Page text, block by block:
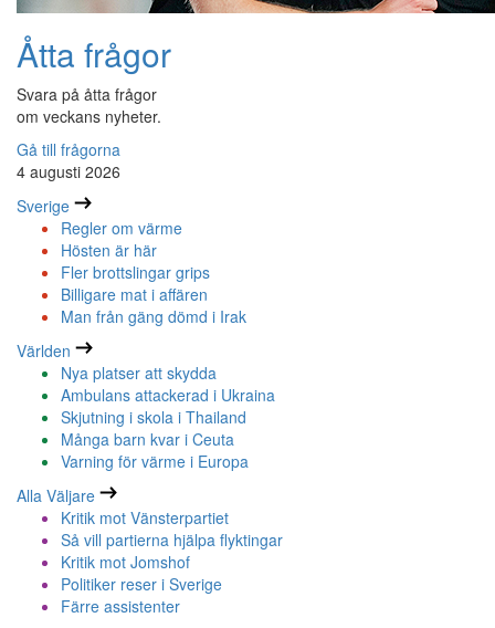
Åtta frågor
Svara på åtta frågor
om veckans nyheter.
Gå till frågorna
4 augusti 2026
Sverige
Regler om värme
Hösten är här
Fler brottslingar grips
Billigare mat i affären
Man från gäng dömd i Irak
Världen
Nya platser att skydda
Ambulans attackerad i Ukraina
Skjutning i skola i Thailand
Många barn kvar i Ceuta
Varning för värme i Europa
Alla Väljare
Kritik mot Vänsterpartiet
Så vill partierna hjälpa flyktingar
Kritik mot Jomshof
Politiker reser i Sverige
Färre assistenter